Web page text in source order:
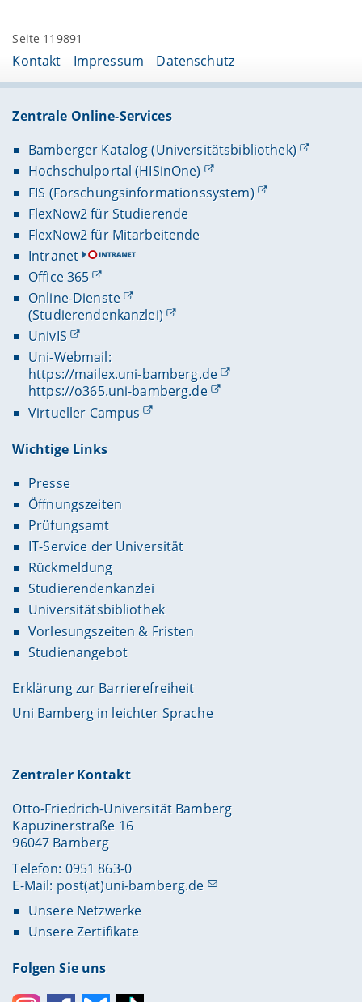
Seite 119891
Kontakt Impressum Datenschutz
Zentrale Online-Services
Bamberger Katalog (Universitätsbibliothek)
Hochschulportal (HISinOne)
FIS (Forschungsinformationssystem)
FlexNow2 für Studierende
FlexNow2 für Mitarbeitende
Intranet
Office 365
Online-Dienste
(Studierendenkanzlei)
UnivIS
Uni-Webmail:
https://mailex.uni-bamberg.de
https://o365.uni-bamberg.de
Virtueller Campus
Wichtige Links
Presse
Öffnungszeiten
Prüfungsamt
IT-Service der Universität
Rückmeldung
Studierendenkanzlei
Universitätsbibliothek
Vorlesungszeiten & Fristen
Studienangebot
Erklärung zur Barrierefreiheit
Uni Bamberg in leichter Sprache
Zentraler Kontakt
Otto-Friedrich-Universität Bamberg
Kapuzinerstraße 16
96047 Bamberg
Telefon: 0951 863-0
E-Mail: post(at)uni-bamberg.de
Unsere Netzwerke
Unsere Zertifikate
Folgen Sie uns